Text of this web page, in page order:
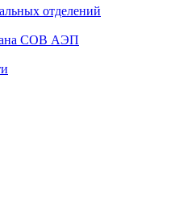
отделений
CОВ АЭП